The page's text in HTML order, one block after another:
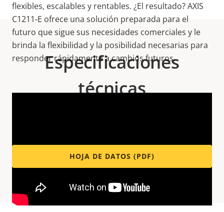
flexibles, escalables y rentables. ¿El resultado? AXIS
C1211-E ofrece una solución preparada para el
futuro que sigue sus necesidades comerciales y le
brinda la flexibilidad y la posibilidad necesarias para
responder rápidamente a cambios futuros.
Especificaciones
técnicas
HOJA DE DATOS (PDF)